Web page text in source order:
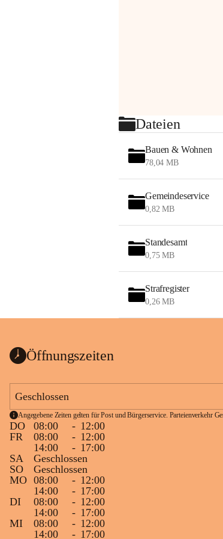
Dateien
Bauen & Wohnen
78,04 MB
Gemeindeservice
0,82 MB
Standesamt
0,75 MB
Strafregister
0,26 MB
Öffnungszeiten
Geschlossen
Angegebene Zeiten gelten für Post und Bürgerservice. Parteienverkehr
DO 08:00 - 12:00
FR
08:00 - 12:00
14:00
- 17:00
SA
Geschlossen
SO
Geschlossen
MO 08:00 - 12:00
14:00
- 17:00
DI
08:00 - 12:00
14:00
- 17:00
MI
08:00 - 12:00
14:00
- 17:00